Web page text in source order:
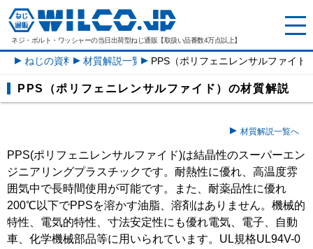
ネジ・ボルト・ワッシャーの当日出荷型ねじ通販【取扱い品番数4万点以上】
ねじの資料 材質解説一覧 PPS（ポリフェニレンサルファイド
PPS（ポリフェニレンサルファイド）の材質解説
材質解説一覧へ
PPS(ポリフェニレンサルファイド)は結晶性のスーパーエン
ジニアリングプラスチックです。耐熱性に優れ、高温度雰
囲気中で長時間使用が可能です。また、耐薬品性に優れ
200℃以下でPPSを溶かす油脂、溶剤はありません。機械的
特性、電気的特性、寸法安定性にも優れ電気、電子、自動
車、化学機械部品等に用いられています。UL規格UL94V-0